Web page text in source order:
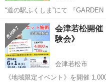
“道の駅ふくしま”にて 『
イス フェスタ ～Explore
いよ はじまります！ 集まる人
福島 福島市 福島駅 展
会津若松開催
験会》
会津若松市
《地域限定イベント》を開催 1,000人以上の方の体・美容の悩みを解